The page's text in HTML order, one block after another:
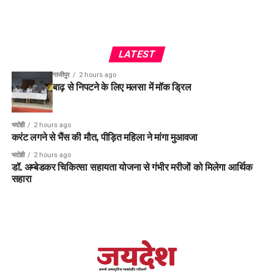
LATEST
गाजीपुर 2 hours ago
बाढ़ से निपटने के लिए मलसा में मॉक ड्रिल
भदोही 2 hours ago
करंट लगने से भैंस की मौत, पीड़ित महिला ने मांगा मुआवजा
भदोही 2 hours ago
डॉ. अम्बेडकर चिकित्सा सहायता योजना से गंभीर मरीजों को मिलेगा आर्थिक
सहारा